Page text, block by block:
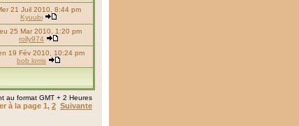
21 Juil 2010, 8:44 pm
Kyuubi
25 Mar 2010, 1:20 pm
rolly974
19 Fév 2010, 10:24 pm
bob lorris
au format GMT + 2 Heures
à la page 1, 2 Suivante